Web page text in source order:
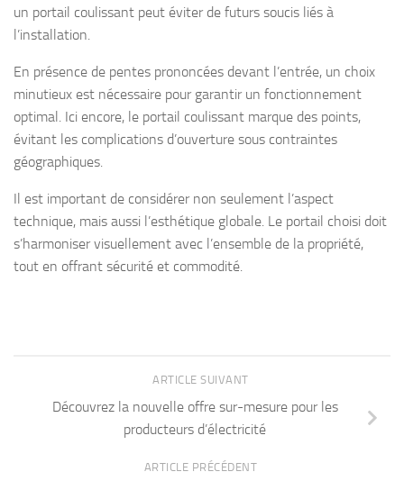
un portail coulissant peut éviter de futurs soucis liés à
l’installation.
En présence de pentes prononcées devant l’entrée, un choix
minutieux est nécessaire pour garantir un fonctionnement
optimal. Ici encore, le portail coulissant marque des points,
évitant les complications d’ouverture sous contraintes
géographiques.
Il est important de considérer non seulement l’aspect
technique, mais aussi l’esthétique globale. Le portail choisi doit
s’harmoniser visuellement avec l’ensemble de la propriété,
tout en offrant sécurité et commodité.
ARTICLE SUIVANT
Découvrez la nouvelle offre sur-mesure pour les
producteurs d’électricité
ARTICLE PRÉCÉDENT